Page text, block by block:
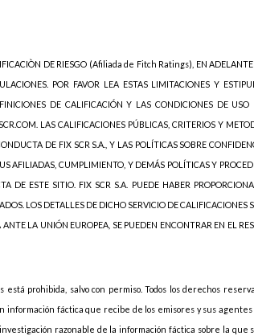
DE RIESGO (Afiliada de Fitch Ratings), EN
POR FAVOR LEA ESTAS LIMITACIONES Y
DE CALIFICACIÓN Y LAS CONDICIONES DE USO
LAS CALIFICACIONES PÚBLICAS, CRITERIOS Y
DE FIX SCR S.A., Y LAS POLÍTICAS SOBRE
AFILIADAS, CUMPLIMIENTO, Y DEMÁS POLÍTICAS Y
DE ESTE SITIO. FIX SCR S.A. PUEDE HABER
LOS DETALLES DE DICHO SERVICIO DE CALIFICACIONES
LA UNIÓN EUROPEA, SE PUEDEN ENCONTRAR EN EL
prohibida, salvo con permiso. Todos los derechos
información fáctica que recibe de los emisores y sus
razonable de la información fáctica sobre la que